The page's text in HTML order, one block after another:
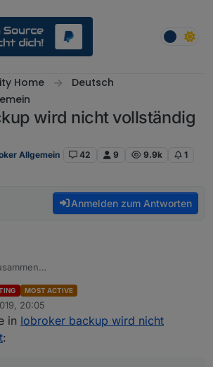
Home
Deutsch
wird nicht vollständig
Allgemein 42 9 9.9k 1
Anmelden zum Antworten
nun wieder sauber funktioniert.
weis ich leider nicht.
vermute mal, dass es was mit dem js-
zu tun hat, welchen ich von 1.4.2 auf 1.5.7
MOST ACTIVE
20:05
in Iobroker backup wird nicht
: